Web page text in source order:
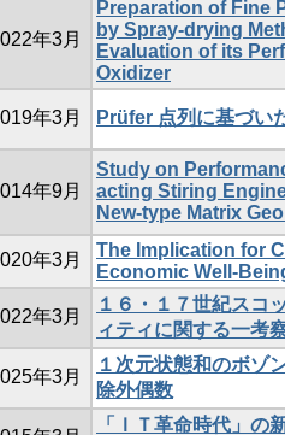
年3月
Preparation of Fine
by Spray-drying
Evaluation of its
Oxidizer
年3月 Prüfer 点列に基づい
年9月
Study on
acting Stiring
New-type Matrix
年3月
The Implication for
Economic Well-
年3月
１６・１７世紀スコ
ィティに関する一
年3月
１次元状態和のボゾ
除外偶数
「ＩＴ革命時代」の